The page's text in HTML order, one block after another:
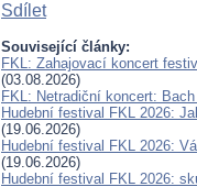
Sdílet
Související články:
FKL: Zahajovací koncert
(03.08.2026)
FKL: Netradiční koncert:
Hudební festival FKL 2026:
(19.06.2026)
Hudební festival FKL 2026:
(19.06.2026)
Hudební festival FKL 2026: